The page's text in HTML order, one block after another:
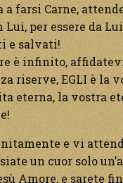
a farsi Carne,
per essere da Lui
e salvati!
è infinito,
riserve, EGLI è la
eterna, la vostra
e vi
un cuor solo
Amore, e sarete